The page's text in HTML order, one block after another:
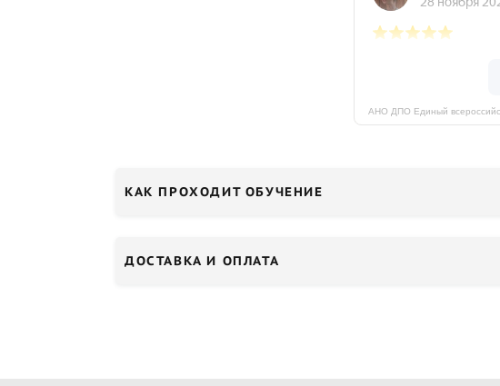
КАК ПРОХОДИТ ОБУЧЕНИЕ
ДОСТАВКА И ОПЛАТА